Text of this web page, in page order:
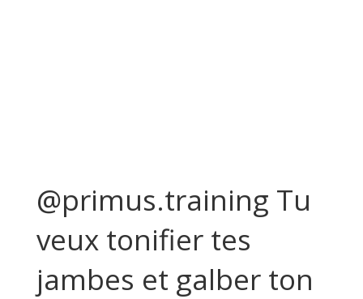
@primus.training Tu
veux tonifier tes
jambes et galber ton